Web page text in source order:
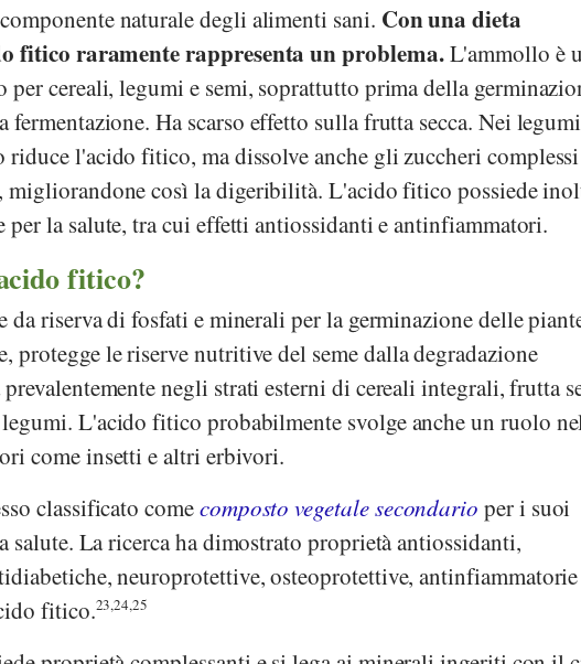
naturale degli alimenti sani. Con una dieta
fitico raramente rappresenta un problema.L'ammollo è
per cereali, legumi e semi, soprattutto prima della
fermentazione. Ha scarso effetto sulla frutta secca. Nei
l'acido fitico, ma dissolve anche gli zuccheri
migliorandone così la digeribilità. L'acido fitico possiede
per la salute, tra cui effetti antiossidanti e antinfiammatori.
fitico?
riserva di fosfati e minerali per la germinazione delle
protegge le riserve nutritive del seme dalla degradazione
negli strati esterni di cereali integrali, frutta
legumi. L'acido fitico probabilmente svolge anche un ruolo
come insetti e altri erbivori.
classificato comecomposto vegetale secondario per i suoi
salute. La ricerca ha dimostrato proprietà antiossidanti,
neuroprotettive, osteoprotettive,
fitico.23,24,25